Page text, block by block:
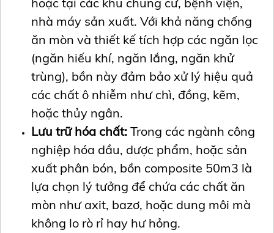
nhà máy sản xuất. Với khả năng chống
ăn mòn và thiết kế tích hợp các ngăn lọc
(ngăn hiếu khí, ngăn lắng, ngăn khử
trùng), bồn này đảm bảo xử lý hiệu quả
các chất ô nhiễm như chì, đồng, kẽm,
hoặc thủy ngân.
Lưu trữ hóa chất: Trong các ngành công
nghiệp hóa dầu, dược phẩm, hoặc sản
xuất phân bón, bồn composite 50m3 là
lựa chọn lý tưởng để chứa các chất ăn
mòn như axit, bazơ, hoặc dung môi mà
không lo rò rỉ hay hư hỏng.